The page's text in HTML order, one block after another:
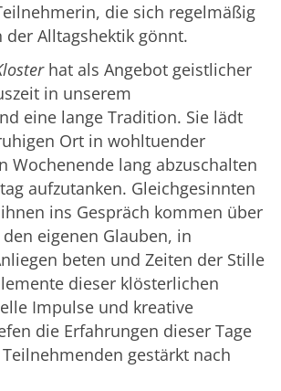
die sich regelmäßig
der Alltagshektik gönnt.
hat als Angebot geistlicher
in unserem
eine lange Tradition. Sie lädt
Ort in wohltuender
Wochenende lang abzuschalten
aufzutanken. Gleichgesinnten
ins Gespräch kommen über
eigenen Glauben, in
beten und Zeiten der Stille
dieser klösterlichen
Impulse und kreative
die Erfahrungen dieser Tage
gestärkt nach